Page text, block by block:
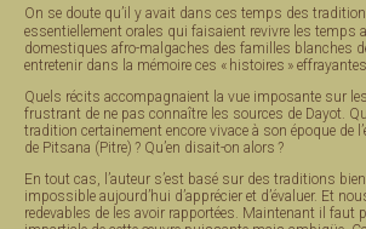
On se doute qu’il y avait dans ces temps des
essentiellement orales qui faisaient revivre les temps
domestiques afro-malgaches des familles blanches
entretenir dans la mémoire ces « histoires »
Quels récits accompagnaient la vue imposante sur
frustrant de ne pas connaître les sources de Dayot.
tradition certainement encore vivace à son époque de
de Pitsana (Pitre) ? Qu’en disait-on alors ?
En tout cas, l’auteur s’est basé sur des traditions
impossible aujourd’hui d’apprécier et d’évaluer. Et
redevables de les avoir rapportées. Maintenant il faut